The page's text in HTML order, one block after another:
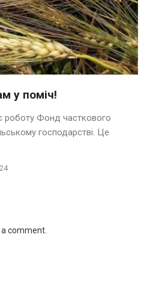
у поміч!
роботу Фонд часткового
господарстві. Це
comment.